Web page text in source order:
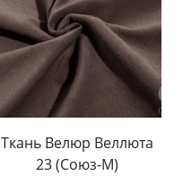
Ткань Велюр Веллюта
23 (Союз-М)